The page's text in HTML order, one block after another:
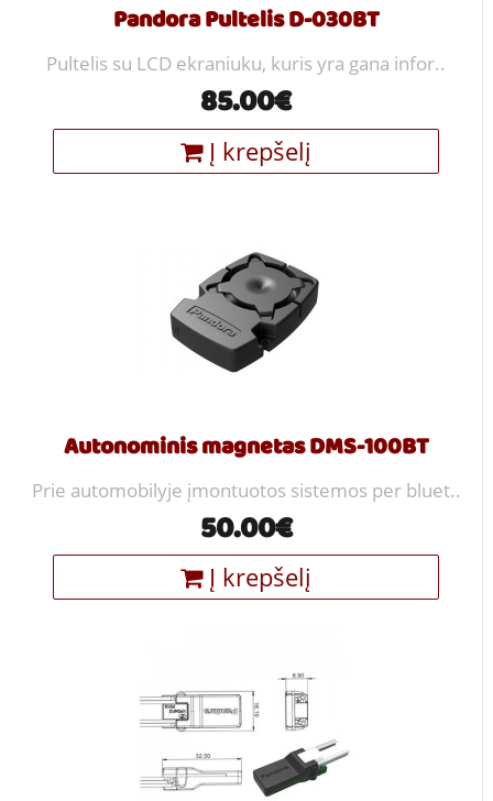
Pandora Pultelis D-030BT
Pultelis su LCD ekraniuku, kuris yra gana infor..
85.00€
Į krepšelį
Autonominis magnetas DMS-100BT
Prie automobilyje įmontuotos sistemos per bluet..
50.00€
Į krepšelį